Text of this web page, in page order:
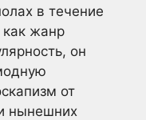
в течение
как жанр
он
от
нынешних